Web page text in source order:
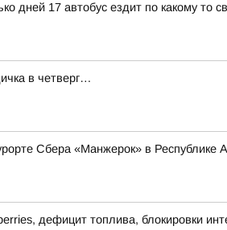
дней 17 автобус ездит по какому то
в четверг…
Сбера «Манжерок» в
дефицит топлива, блокировки